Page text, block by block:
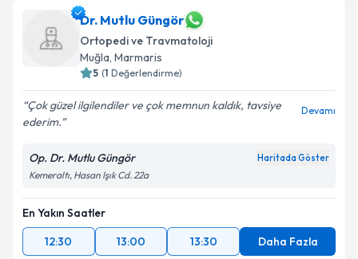
Dr. Mutlu Güngör
Ortopedi ve Travmatoloji
Muğla, Marmaris
5 (1 Değerlendirme)
Çok güzel ilgilendiler ve çok memnun kaldık, tavsiye
ederim.
Devamı
Op. Dr. Mutlu Güngör Haritada Göster
Kemeraltı, Hasan Işık Cd. 22a
En Yakın Saatler
12:30
13:00 13:30 Daha Fazla